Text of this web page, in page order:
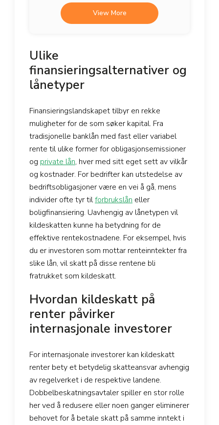
View More
Ulike
finansieringsalternativer og
lånetyper
Finansieringslandskapet tilbyr en rekke
muligheter for de som søker kapital. Fra
tradisjonelle banklån med fast eller variabel
rente til ulike former for obligasjonsemissioner
og private lån, hver med sitt eget sett av vilkår
og kostnader. For bedrifter kan utstedelse av
bedriftsobligasjoner være en vei å gå, mens
individer ofte tyr tilforbrukslån eller
boligfinansiering. Uavhengig av lånetypen vil
kildeskatten kunne ha betydning for de
effektive rentekostnadene. For eksempel, hvis
du er investoren som mottar renteinntekter fra
slike lån, vil skatt på disse rentene bli
fratrukket som kildeskatt.
Hvordan kildeskatt på
renter påvirker
internasjonale investorer
For internasjonale investorer kan kildeskatt
renter bety et betydelig skatteansvar avhengig
av regelverket i de respektive landene.
Dobbelbeskatningsavtaler spiller en stor rolle
her ved å redusere eller noen ganger eliminerer
behovet for å betale skatt på samme inntekt i